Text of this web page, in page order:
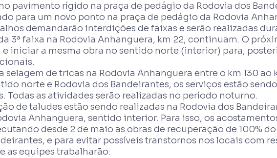
pavimento rígido na praça de pedágio da Rodovia dos
para um novo ponto na praça de pedágio da Rodovia
demandarão interdições de faixas e serão realizadas
3ª faixa na Rodovia Anhanguera, km 22, continuam. O
iniciar a mesma obra no sentido norte (interior) para,
selagem de tricas na Rodovia Anhanguera entre o km 130
norte e Rodovia dos Bandeirantes, os serviços estão
Todas as atividades serão realizadas no período noturno.
de taludes estão sendo realizadas na Rodovia dos
Anhanguera, sentido interior. Para isso, os
desde 2 de maio as obras de recuperação de 100%
e para evitar possíveis transtornos nos locais com
as equipes trabalharão: